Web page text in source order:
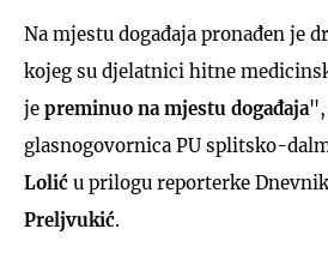
Na mjestu događaja pronađen je
kojeg su djelatnici hitne
je preminuo na mjestu događaja",
glasnogovornica PU splitsko-
Lolić u prilogu reporterke
Preljvukić.